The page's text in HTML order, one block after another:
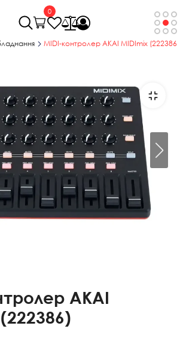
0
MIDI-контролер AKAI MIDImix (222386)
AKAI